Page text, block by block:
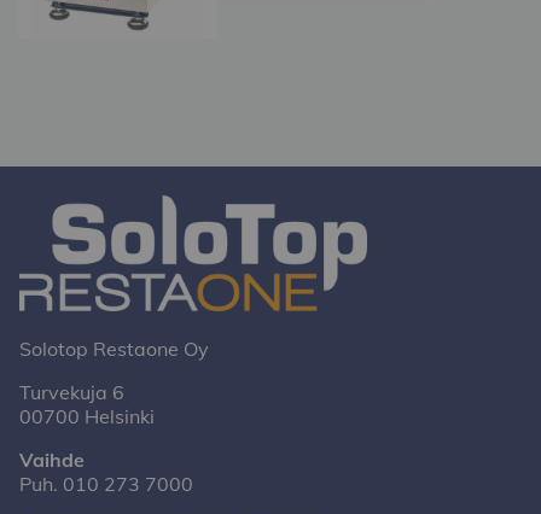
Solotop Restaone Oy
Turvekuja 6
00700 Helsinki
Vaihde
Puh. 010 273 7000